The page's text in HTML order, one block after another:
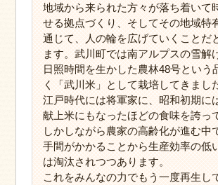
地域から来られた方々が落ち着いて
せる拠点づくり、そしてその地域特
通じて、人の輪を広げていくことだ
ます。武川町では南アルプスの雪解
日照時間を生かした農林48号という
く「武川米」として栽培してきまし
江戸時代には将軍家に、昭和初期に
献上米にもなったほどの食味を誇っ
しかしながら農家の高齢化が進む中
手間がかかることから生産効率の低
は淘汰されつつあります。
これをみんなの力でもう一度再生し